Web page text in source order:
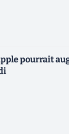
pourrait